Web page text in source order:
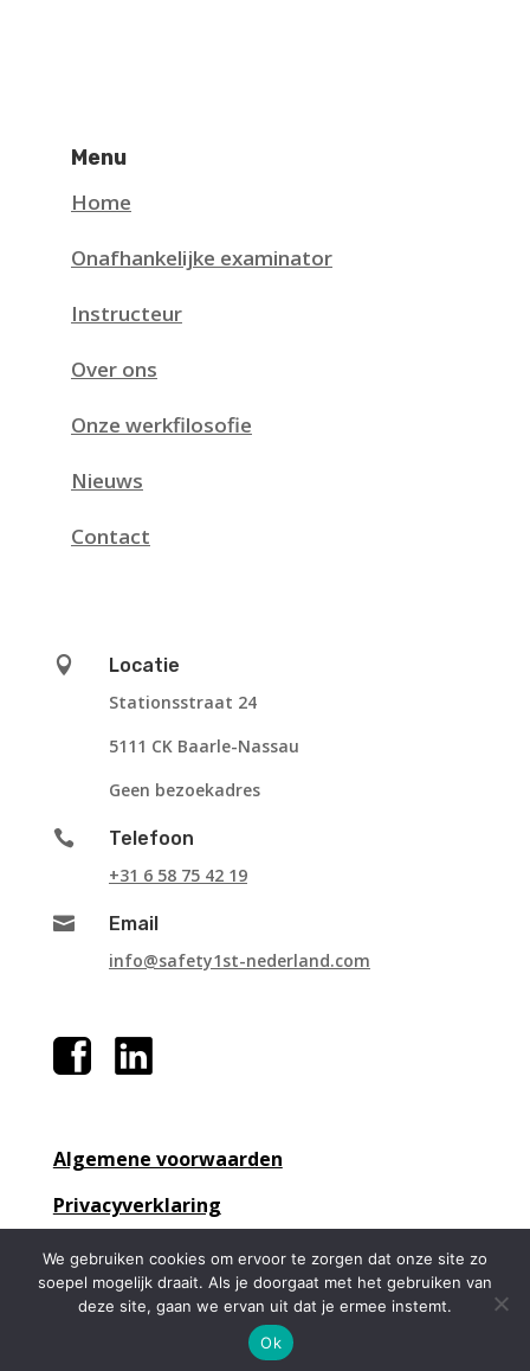
Menu
Home
Onafhankelijke examinator
Instructeur
Over ons
Onze werkfilosofie
Nieuws
Contact

Locatie
Stationsstraat 24
5111 CK Baarle-Nassau
Geen bezoekadres

Telefoon
+31 6 58 75 42 19

Email
info@safety1st-nederland.com
Algemene voorwaarden
Privacyverklaring
Safety1st Nederland 2020 ©
We gebruiken cookies om ervoor te zorgen dat onze site zo
soepel mogelijk draait. Als je doorgaat met het gebruiken van
deze site, gaan we ervan uit dat je ermee instemt.
Ok